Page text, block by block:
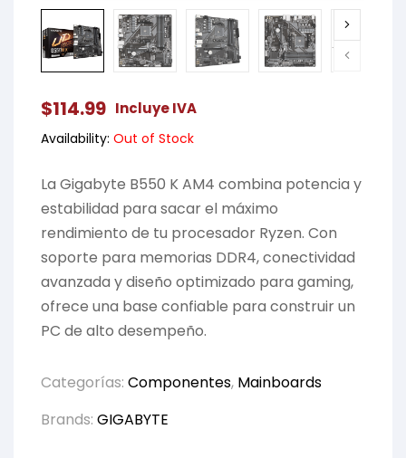
$114.99 Incluye IVA
Availability: Out of Stock
La Gigabyte B550 K AM4 combina potencia y
estabilidad para sacar el máximo
rendimiento de tu procesador Ryzen. Con
soporte para memorias DDR4, conectividad
avanzada y diseño optimizado para gaming,
ofrece una base confiable para construir un
PC de alto desempeño.
Categorías: Componentes, Mainboards
Brands: GIGABYTE